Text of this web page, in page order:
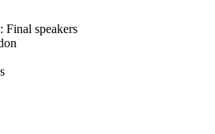
Final speakers